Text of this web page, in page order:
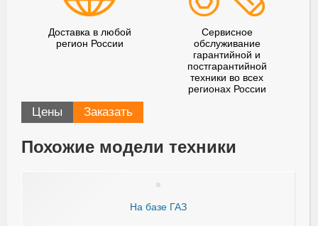
Доставка в любой
регион России
Сервисное
обслуживание
гарантийной и
постгарантийной
техники во всех
регионах России
Цены Заказать
Похожие модели техники
На базе ГАЗ